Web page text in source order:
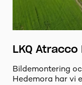
LKQ
Bildemontering
Hedemora har vi